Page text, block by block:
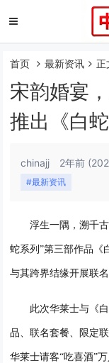
首页 最新资讯 正
宋韵婚宴
推出《白
chinajj 2年前
#最新资讯
浮生一隅，溯千
蛇系列”第三部作品 《
与其跨界结缘开展联名
此次华莱士与 《
品、联名套餐、 限定
华莱士请客“吃喜酒”